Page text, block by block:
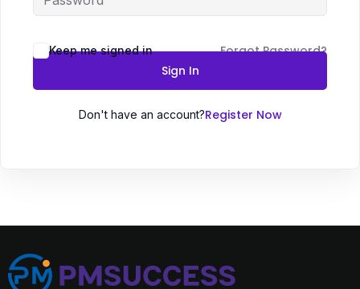
Keep me signed in
Forgot Password?
Sign In
Don't have an account?Register Now